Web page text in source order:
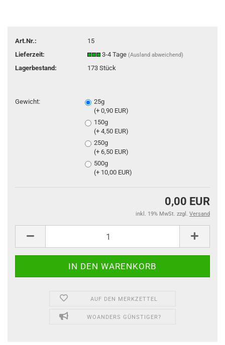
Art.Nr.:
15
Lieferzeit:
3-4 Tage(Ausland abweichend)
Lagerbestand: 173Stück
Gewicht:
25g
(+ 0,90 EUR)
150g
(+ 4,50 EUR)
250g
(+ 6,50 EUR)
500g
(+ 10,00 EUR)
0,00 EUR
inkl. 19% MwSt. zzgl. Versand
AUF DEN MERKZETTEL
WOANDERS GÜNSTIGER?